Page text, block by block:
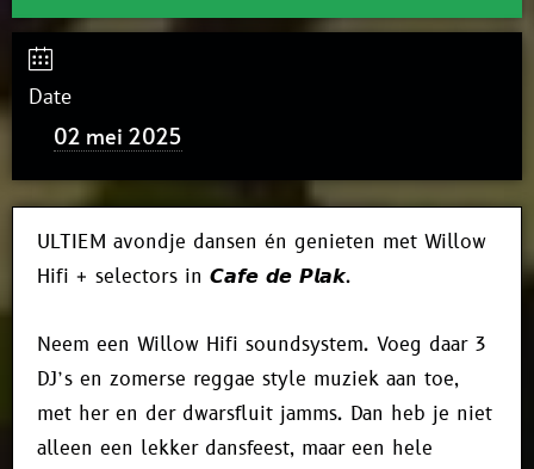
Date
02 mei 2025
ULTIEM avondje dansen én genieten met Willow
Hifi + selectors in 𝘾𝙖𝙛𝙚 𝙙𝙚 𝙋𝙡𝙖𝙠.
Neem een Willow Hifi soundsystem. Voeg daar 3
DJ’s en zomerse reggae style muziek aan toe,
met her en der dwarsfluit jamms. Dan heb je niet
alleen een lekker dansfeest, maar een hele